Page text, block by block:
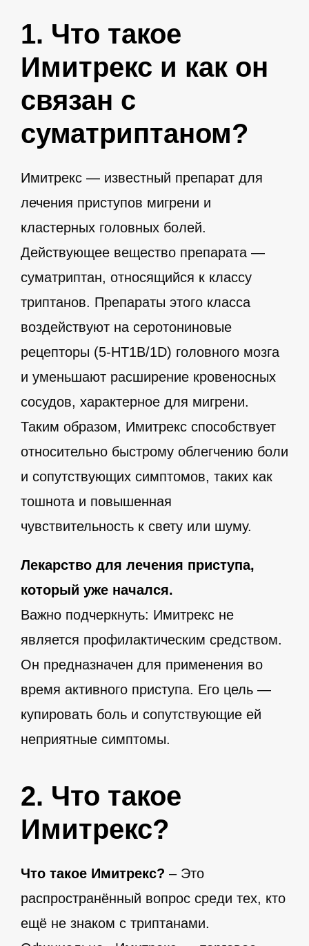
1. Что такое
Имитрекс и как он
связан с
суматриптаном?
Имитрекс — известный препарат для
лечения приступов мигрени и
кластерных головных болей.
Действующее вещество препарата —
суматриптан, относящийся к классу
триптанов. Препараты этого класса
воздействуют на серотониновые
рецепторы (5-HT1B/1D) головного мозга
и уменьшают расширение кровеносных
сосудов, характерное для мигрени.
Таким образом, Имитрекс способствует
относительно быстрому облегчению боли
и сопутствующих симптомов, таких как
тошнота и повышенная
чувствительность к свету или шуму.
Лекарство для лечения приступа,
который уже начался.
Важно подчеркнуть: Имитрекс не
является профилактическим средством.
Он предназначен для применения во
время активного приступа. Его цель —
купировать боль и сопутствующие ей
неприятные симптомы.
2. Что такое
Имитрекс?
Что такое Имитрекс? – Это
распространённый вопрос среди тех, кто
ещё не знаком с триптанами.